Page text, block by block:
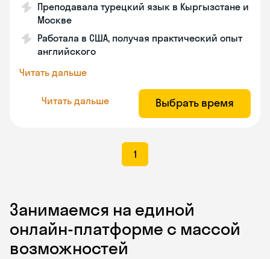
Преподавала турецкий язык в Кыргызстане и
Москве
Работала в США, получая практический опыт
английского
Читать дальше
Читать дальше Выбрать время
1
Занимаемся на единой
онлайн-платформе с массой
возможностей